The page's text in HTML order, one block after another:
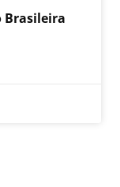
Brasileira